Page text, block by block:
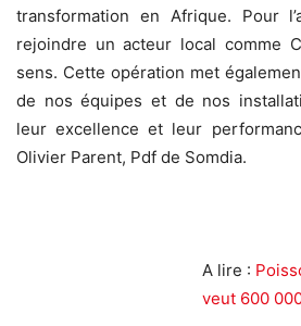
transformation en Afrique. Pour
rejoindre un acteur local comme
sens. Cette opération met
de nos équipes et de nos
leur excellence et leur
Olivier Parent, Pdf de Somdia.
A lire :
veut 600